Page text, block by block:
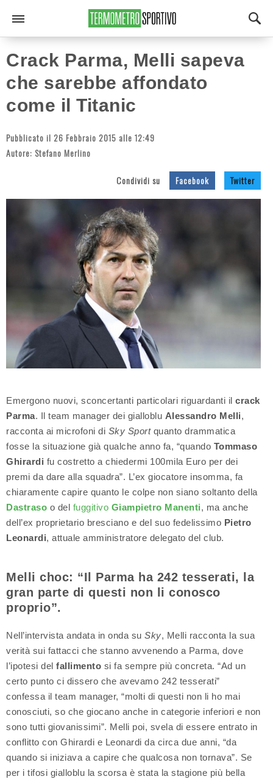
Crack Parma, Melli sapeva
che sarebbe affondato
come il Titanic
Pubblicato il 26 Febbraio 2015 alle 12:49
Autore: Stefano Merlino
Condividi su Facebook Twitter
Emergono nuovi, sconcertanti particolari riguardanti il crack
Parma. Il team manager dei gialloblu Alessandro Melli,
racconta ai microfoni di Sky Sportquanto drammatica
fosse la situazione già qualche anno fa, “quando Tommaso
Ghirardi fu costretto a chiedermi 100mila Euro per dei
premi da dare alla squadra”. L’ex giocatore insomma, fa
chiaramente capire quanto le colpe non siano soltanto della
Dastraso o del fuggitivo Giampietro Manenti, ma anche
dell’ex proprietario bresciano e del suo fedelissimo Pietro
Leonardi, attuale amministratore delegato del club.
Melli choc: “Il Parma ha 242 tesserati, la
gran parte di questi non li conosco
proprio”.
Nell’intervista andata in onda su Sky, Melli racconta la sua
verità sui fattacci che stanno avvenendo a Parma, dove
l’ipotesi del fallimento si fa sempre più concreta. “Ad un
certo punto ci dissero che avevamo 242 tesserati”
confessa il team manager, “molti di questi non li ho mai
conosciuti, so che giocano anche in categorie inferiori e non
sono tutti giovanissimi”. Melli poi, svela di essere entrato in
conflitto con Ghirardi e Leonardi da circa due anni, “da
quando si iniziava a capire che qualcosa non tornava”. Se
per i tifosi gialloblu la scorsa è stata la stagione più bella